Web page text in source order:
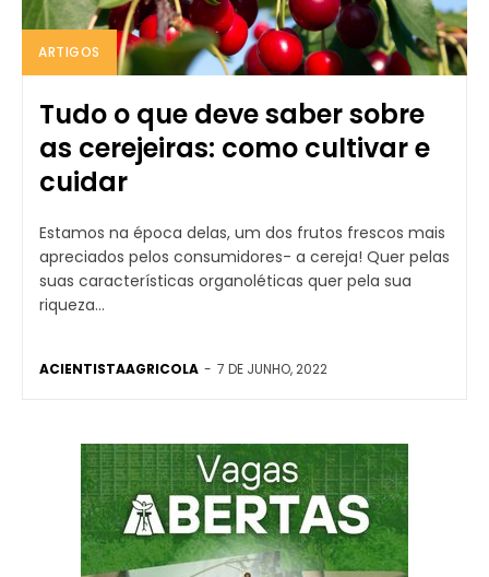
ARTIGOS
Tudo o que deve saber sobre
as cerejeiras: como cultivar e
cuidar
Estamos na época delas, um dos frutos frescos mais
apreciados pelos consumidores- a cereja! Quer pelas
suas características organoléticas quer pela sua
riqueza...
ACIENTISTAAGRICOLA - 7 DE JUNHO, 2022